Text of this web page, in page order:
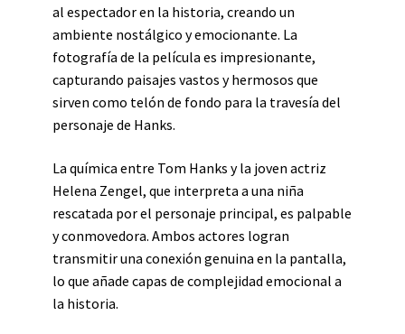
al espectador en la historia, creando un
ambiente nostálgico y emocionante. La
fotografía de la película es impresionante,
capturando paisajes vastos y hermosos que
sirven como telón de fondo para la travesía del
personaje de Hanks.
La química entre Tom Hanks y la joven actriz
Helena Zengel, que interpreta a una niña
rescatada por el personaje principal, es palpable
y conmovedora. Ambos actores logran
transmitir una conexión genuina en la pantalla,
lo que añade capas de complejidad emocional a
la historia.